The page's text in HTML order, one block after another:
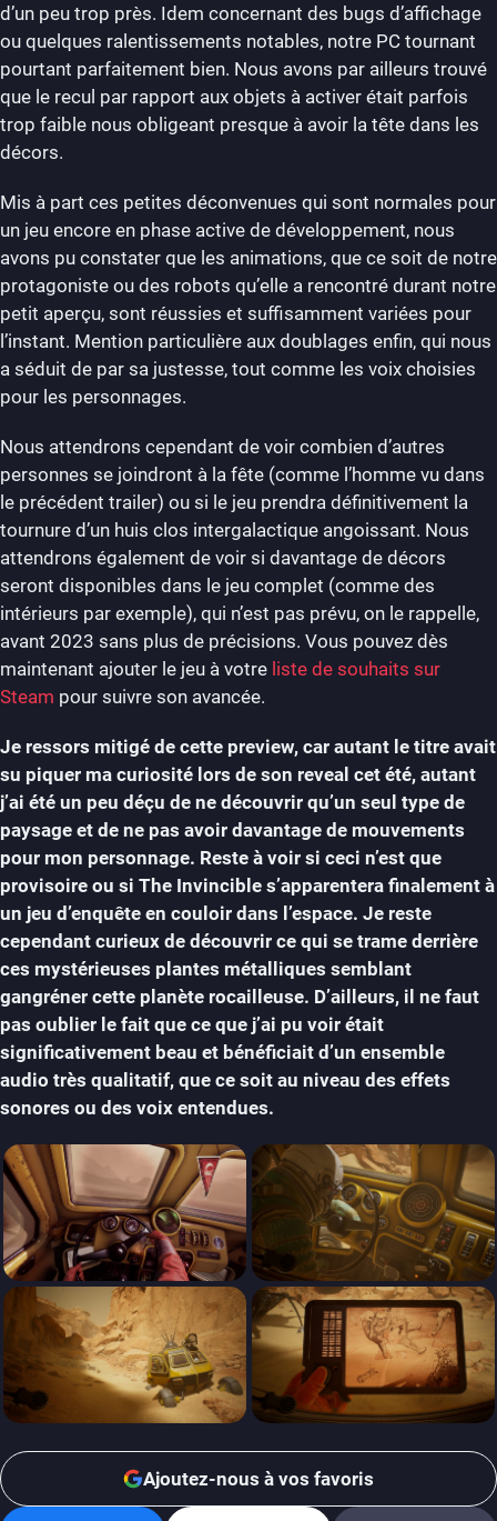
d’un peu trop près. Idem concernant des bugs d’affichage
ou quelques ralentissements notables, notre PC tournant
pourtant parfaitement bien. Nous avons par ailleurs trouvé
que le recul par rapport aux objets à activer était parfois
trop faible nous obligeant presque à avoir la tête dans les
décors.
Mis à part ces petites déconvenues qui sont normales pour
un jeu encore en phase active de développement, nous
avons pu constater que les animations, que ce soit de notre
protagoniste ou des robots qu’elle a rencontré durant notre
petit aperçu, sont réussies et suffisamment variées pour
l’instant. Mention particulière aux doublages enfin, qui nous
a séduit de par sa justesse, tout comme les voix choisies
pour les personnages.
Nous attendrons cependant de voir combien d’autres
personnes se joindront à la fête (comme l’homme vu dans
le précédent trailer) ou si le jeu prendra définitivement la
tournure d’un huis clos intergalactique angoissant. Nous
attendrons également de voir si davantage de décors
seront disponibles dans le jeu complet (comme des
intérieurs par exemple), qui n’est pas prévu, on le rappelle,
avant 2023 sans plus de précisions. Vous pouvez dès
maintenant ajouter le jeu à votre liste de souhaits sur
Steam pour suivre son avancée.
Je ressors mitigé de cette preview, car autant le titre avait
su piquer ma curiosité lors de son reveal cet été, autant
j’ai été un peu déçu de ne découvrir qu’un seul type de
paysage et de ne pas avoir davantage de mouvements
pour mon personnage. Reste à voir si ceci n’est que
provisoire ou si The Invincible s’apparentera finalement à
un jeu d’enquête en couloir dans l’espace. Je reste
cependant curieux de découvrir ce qui se trame derrière
ces mystérieuses plantes métalliques semblant
gangréner cette planète rocailleuse. D’ailleurs, il ne faut
pas oublier le fait que ce que j’ai pu voir était
significativement beau et bénéficiait d’un ensemble
audio très qualitatif, que ce soit au niveau des effets
sonores ou des voix entendues.
Ajoutez-nous à vos favoris